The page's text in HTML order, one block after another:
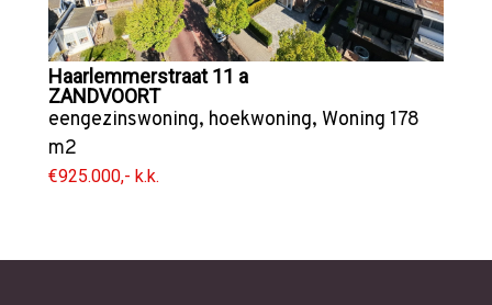
Haarlemmerstraat 11 a
ZANDVOORT
eengezinswoning, hoekwoning, Woning 178
m2
€925.000,- k.k.